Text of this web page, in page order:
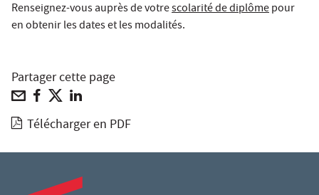
Renseignez-vous auprès de votrescolarité de diplômepour
en obtenir les dates et les modalités.
Partager cette page
Télécharger en PDF